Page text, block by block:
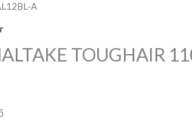
A
TOUGHAIR